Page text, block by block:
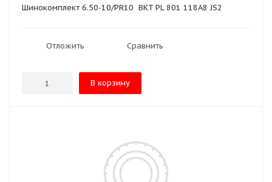
Шинокомплект 6.50-10/PR10 BKT PL 801 118A8 JS2
Отложить Сравнить
В корзину